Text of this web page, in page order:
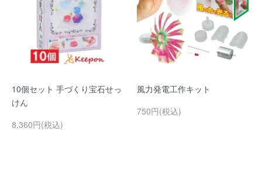
10個セット 手づくり宝石せっ
けん
8,360円(税込)
風力発電工作キット
750円(税込)